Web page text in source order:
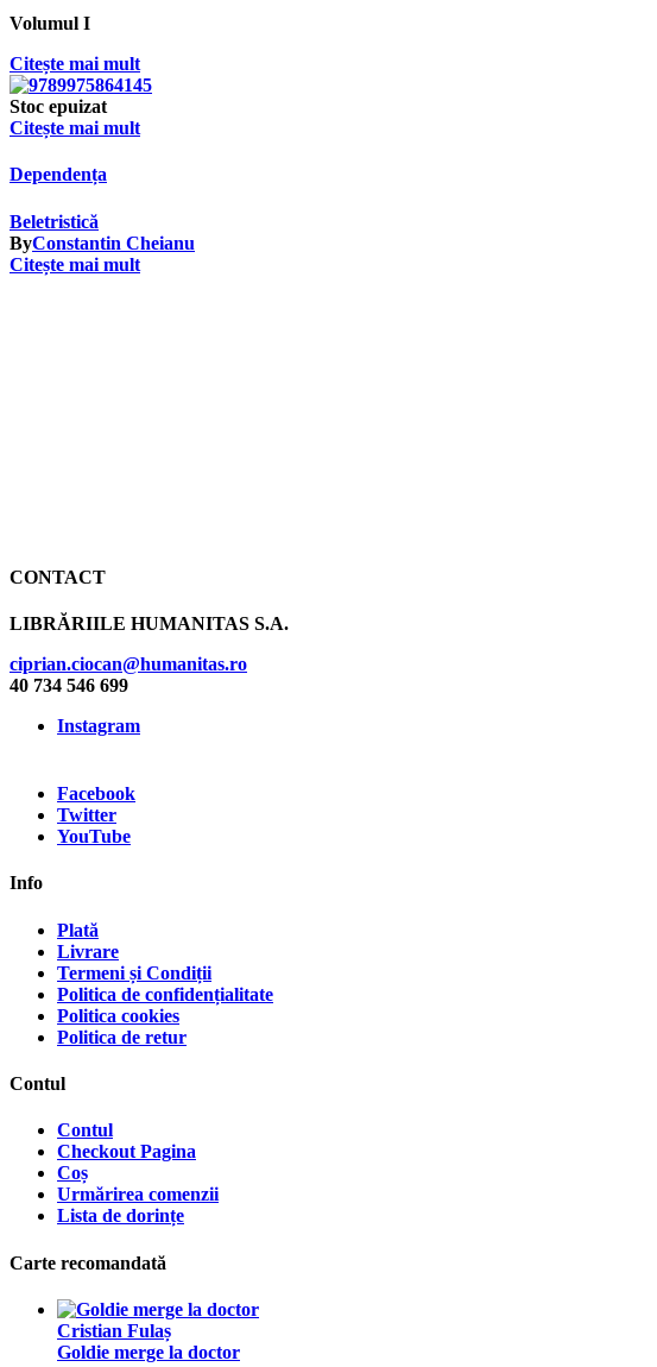
Volumul I
Citește mai mult
Stoc epuizat
Citește mai mult
Dependența
Beletristică
ByConstantin Cheianu
Citește mai mult
CONTACT
LIBRĂRIILE HUMANITAS S.A.
ciprian.ciocan@humanitas.ro
40 734 546 699
Instagram
Facebook
Twitter
YouTube
Info
Plată
Livrare
Termeni și Condiții
Politica de confidențialitate
Politica cookies
Politica de retur
Contul
Contul
Checkout Pagina
Coș
Urmărirea comenzii
Lista de dorințe
Carte recomandată
Cristian Fulaș
Goldie merge la doctor